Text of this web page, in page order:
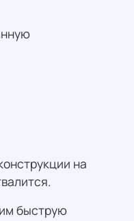
на
быструю